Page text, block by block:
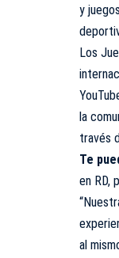
y
Los
la
través
Te
en RD,
al